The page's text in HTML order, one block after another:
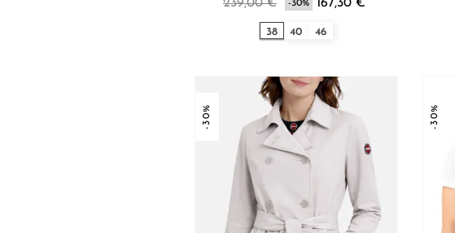
239,00 € -30% 167,30 €
38 40 46
-30% -30%